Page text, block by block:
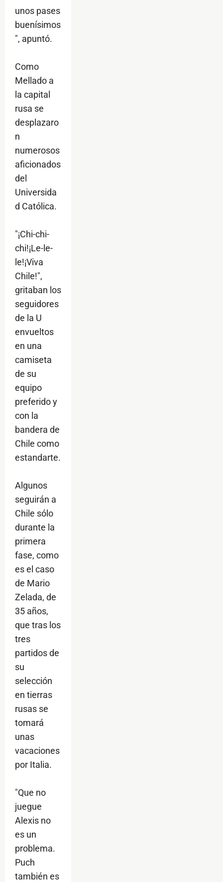
unos pases
buenísimos
", apuntó.
Como
Mellado a
la capital
rusa se
desplazaro
n
numerosos
aficionados
del
Universida
d Católica.
"¡Chi-chi-
chi!¡Le-le-
le!¡Viva
Chile!",
gritaban los
seguidores
de la U
envueltos
en una
camiseta
de su
equipo
preferido y
con la
bandera de
Chile como
estandarte.
Algunos
seguirán a
Chile sólo
durante la
primera
fase, como
es el caso
de Mario
Zelada, de
35 años,
que tras los
tres
partidos de
su
selección
en tierras
rusas se
tomará
unas
vacaciones
por Italia.
"Que no
juegue
Alexis no
es un
problema.
Puch
también es